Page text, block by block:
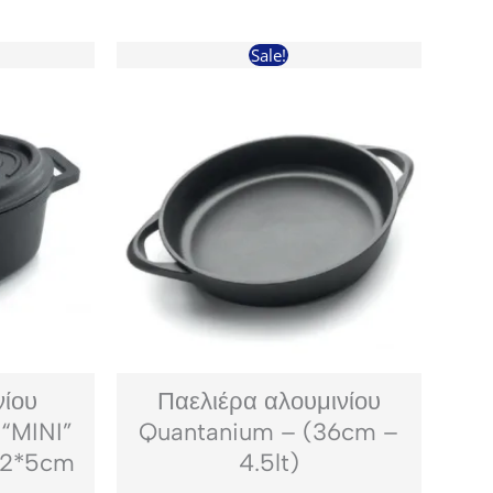
Sale!
Παελιέρα αλουμινίου
Quantanium – (36cm –
4.5lt)